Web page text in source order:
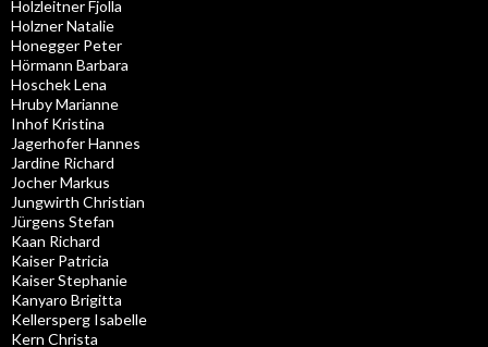
Holzleitner Fjolla
Holzner Natalie
Honegger Peter
Hörmann Barbara
Hoschek Lena
Hruby Marianne
Inhof Kristina
Jagerhofer Hannes
Jardine Richard
Jocher Markus
Jungwirth Christian
Jürgens Stefan
Kaan Richard
Kaiser Patricia
Kaiser Stephanie
Kanyaro Brigitta
Kellersperg Isabelle
Kern Christa